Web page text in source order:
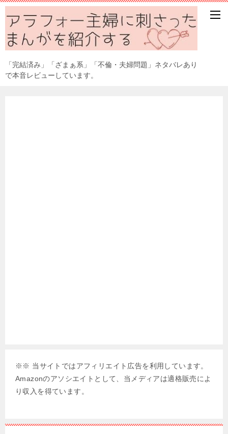
「完結済み」「ざまぁ系」「不倫・夫婦問題」ネタバレあり
で本音レビューしています。
※※ 当サイトではアフィリエイト広告を利用しています。
Amazonのアソシエイトとして、当メディアは適格販売によ
り収入を得ています。